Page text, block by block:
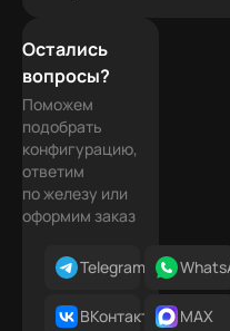
Все отправления
стоимость
обеспечивает
который
предотвращает
изломов креплений.
При доставке мы
защитный кейс,
сохранность
воздействиях.
Остались
вопросы?
Поможем
подобрать
конфигурацию,
ответим
по железу или
оформим заказ
Telegram
ВКонтакте MAX